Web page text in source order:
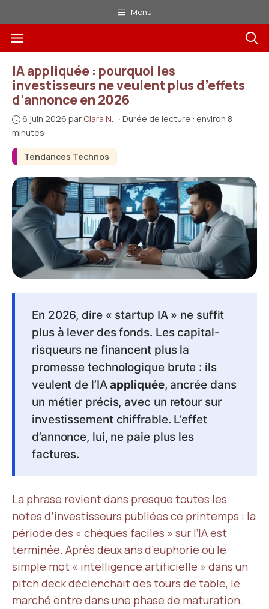
au
contenu
Menu
Menu
Tendances Technos
IA appliquée : pourquoi les
investisseurs ne veulent plus d’effets
d’annonce en 2026
6 juin 2026 par Clara N. · Durée de lecture : environ 8
minutes
En 2026, dire « startup IA » ne suffit
plus à lever des fonds. Les capital-
risqueurs ne financent plus la
promesse technologique brute : ils
veulent de l’IAappliquée, ancrée dans
un métier précis, avec un retour sur
investissement chiffrable. L’effet
d’annonce, lui, ne paie plus les
factures.
La phrase revient dans presque toutes les
notes d’investisseurs publiées ce printemps : la
période des « chèques faciles » sur l’IA est
terminée. Après deux ans d’euphorie où le
simple mot « intelligence artificielle » dans un
pitch deck déclenchait des tours de table, le
marché entre dans une phase de maturation.